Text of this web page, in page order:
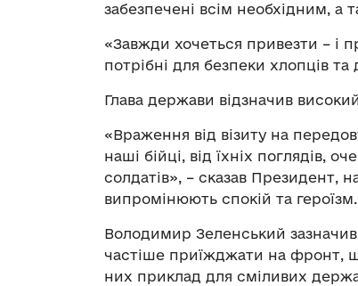
забезпечені всім необхідним, а
«Завжди хочеться привезти – і
потрібні для безпеки хлопців
Глава держави відзначив
«Враження від візиту на
наші бійці, від їхніх поглядів,
солдатів», – сказав Президент,
випромінюють спокій та героїзм.
Володимир Зеленський
частіше приїжджати на фронт,
них приклад для сміливих